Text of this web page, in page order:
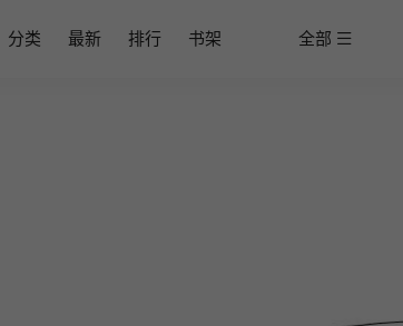
分类 最新 排行 书架 全部